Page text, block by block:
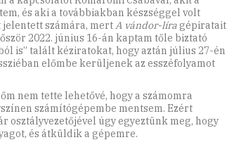
és aki a továbbiakban készséggel volt
számára, mertA vándor-líragépiratait
2022. június 16-án kaptam tőle biztató
is” talált kéziratokat, hogy aztán július 27-én
előmbe kerüljenek az esszéfolyamot
nem tette lehetővé, hogy a számomra
számítógépembe mentsem. Ezért
osztályvezetőjével úgy egyeztünk meg, hogy
és átküldik a gépemre.